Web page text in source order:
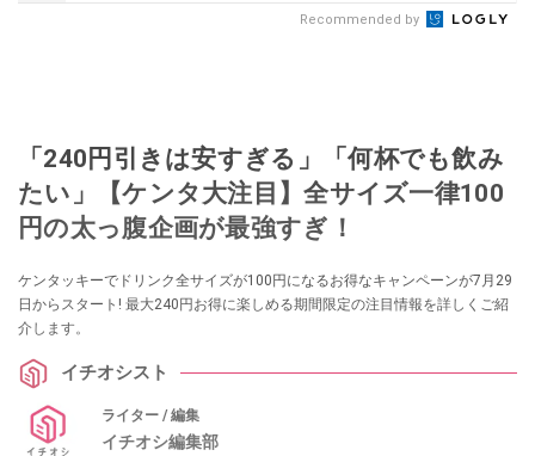
Recommended by
「240円引きは安すぎる」「何杯でも飲み
たい」【ケンタ大注目】全サイズ一律100
円の太っ腹企画が最強すぎ！
ケンタッキーでドリンク全サイズが100円になるお得なキャンペーンが7月29
日からスタート! 最大240円お得に楽しめる期間限定の注目情報を詳しくご紹
介します。
イチオシスト
ライター / 編集
イチオシ編集部